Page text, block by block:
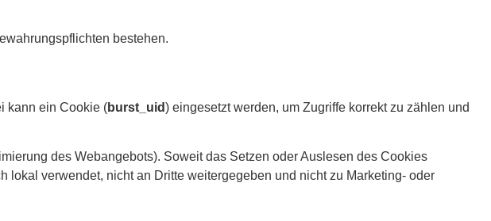
bestehen.
kann ein Cookie (burst_uid) eingesetzt werden, um Zugriffe korrekt zu zählen und
des Webangebots). Soweit das Setzen oder Auslesen des Cookies
verwendet, nicht an Dritte weitergegeben und nicht zu Marketing- oder